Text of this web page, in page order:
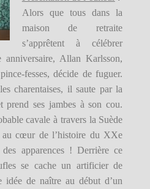
Alors que tous dans la
maison de retraite
s’apprêtent à célébrer
anniversaire, Allan Karlsson,
fesses, décide de fuguer.
charentaises, il saute par la
prend ses jambes à son cou.
cavale à travers la Suède
cœur de l’histoire du XXe
apparences ! Derrière ce
se cache un artificier de
de naître au début d’un